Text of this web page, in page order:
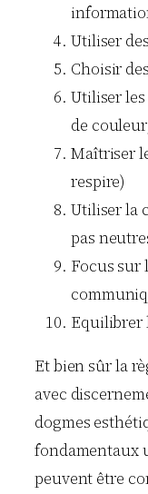
Utiliser
Choisir
Utiliser
de
Maîtriser
respire)
Utiliser la
pas
Focus sur
Equilibrer
Et bien sûr la
avec
dogmes
fondamentaux
peuvent être